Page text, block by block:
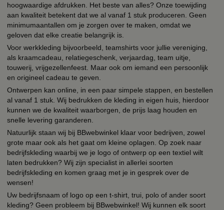
hoogwaardige afdrukken. Het beste van alles? Onze toewijding
aan kwaliteit betekent dat we al vanaf 1 stuk produceren. Geen
minimumaantallen om je zorgen over te maken, omdat we
geloven dat elke creatie belangrijk is.
Voor werkkleding bijvoorbeeld, teamshirts voor jullie vereniging,
als kraamcadeau, relatiegeschenk, verjaardag, team uitje,
touwerij, vrijgezellenfeest. Maar ook om iemand een persoonlijk
en origineel cadeau te geven.
Ontwerpen kan online, in een paar simpele stappen, en bestellen
al vanaf 1 stuk. Wij bedrukken de kleding in eigen huis, hierdoor
kunnen we de kwaliteit waarborgen, de prijs laag houden en
snelle levering garanderen.
Natuurlijk staan wij bij BBwebwinkel klaar voor bedrijven, zowel
grote maar ook als het gaat om kleine oplagen. Op zoek naar
bedrijfskleding waarbij we je logo of ontwerp op een textiel wilt
laten bedrukken? Wij zijn specialist in allerlei soorten
bedrijfskleding en komen graag met je in gesprek over de
wensen!
Uw bedrijfsnaam of logo op een t-shirt, trui, polo of ander soort
kleding? Geen probleem bij BBwebwinkel! Wij kunnen elk soort